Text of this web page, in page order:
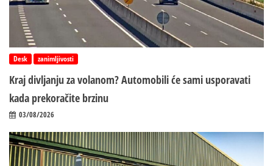
Desk zanimljivosti
Kraj divljanju za volanom? Automobili će sami usporavati
kada prekoračite brzinu
03/08/2026